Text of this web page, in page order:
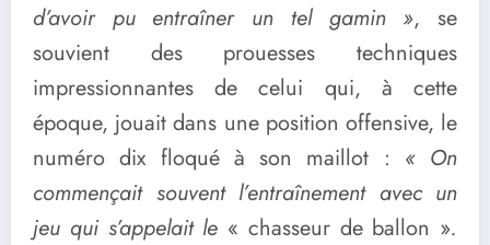
d’avoir pu entraîner un tel gamin », se
souvient des prouesses techniques
impressionnantes de celui qui, à cette
époque, jouait dans une position offensive, le
numéro dix floqué à son maillot : « On
commençait souvent l’entraînement avec un
jeu qui s’appelait le « chasseur de ballon ».